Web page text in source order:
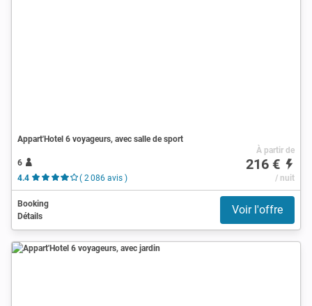
Appart'Hotel 6 voyageurs, avec salle de sport
6
4.4
( 2 086 avis )
À partir de
216 €
/ nuit
Booking
Détails
Voir l'offre